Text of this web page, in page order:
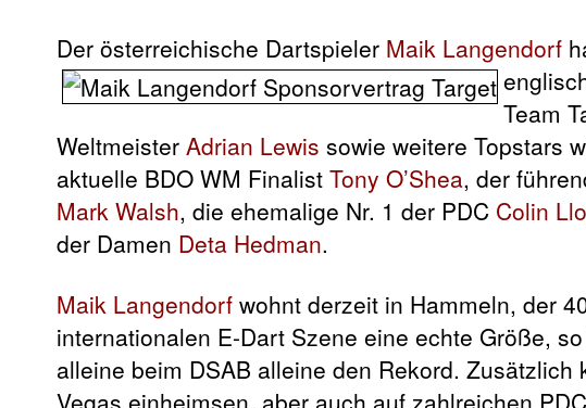
Der österreichische Dartspieler Maik Langendorf
Team
Weltmeister Adrian Lewis sowie weitere Topstars
aktuelle BDO WM Finalist Tony O’Shea, der
Mark Walsh, die ehemalige Nr. 1 der PDC Colin
der Damen Deta Hedman.
Maik Langendorf wohnt derzeit in Hammeln, der
internationalen E-Dart Szene eine echte Größe,
alleine beim DSAB alleine den Rekord.